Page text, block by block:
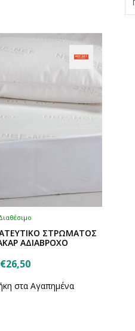
ΣΤΡΩΜΑΤΟΣ
ΑΔΙΑΒΡΟΧΟ
€26,50
στα Αγαπημένα